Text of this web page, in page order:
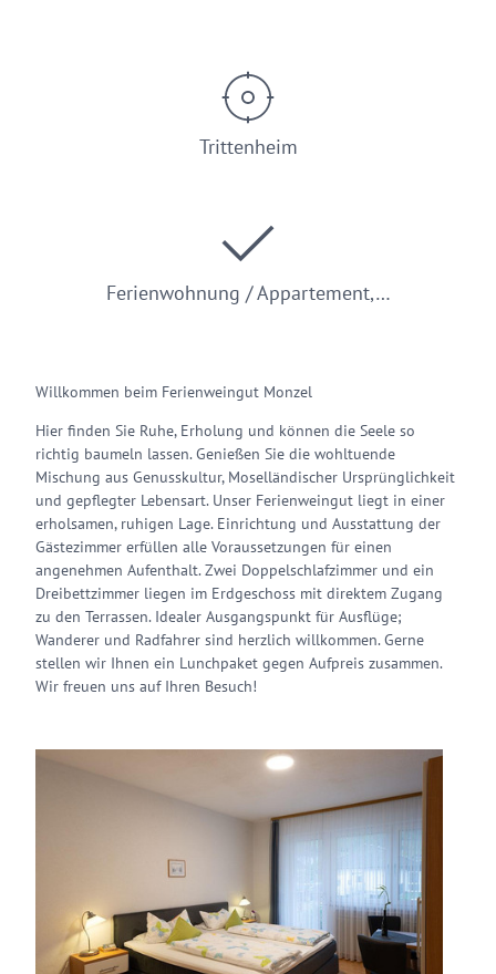
Trittenheim
Ferienwohnung / Appartement,…
Willkommen beim Ferienweingut Monzel
Hier finden Sie Ruhe, Erholung und können die Seele so
richtig baumeln lassen. Genießen Sie die wohltuende
Mischung aus Genusskultur, Moselländischer Ursprünglichkeit
und gepflegter Lebensart. Unser Ferienweingut liegt in einer
erholsamen, ruhigen Lage. Einrichtung und Ausstattung der
Gästezimmer erfüllen alle Voraussetzungen für einen
angenehmen Aufenthalt. Zwei Doppelschlafzimmer und ein
Dreibettzimmer liegen im Erdgeschoss mit direktem Zugang
zu den Terrassen. Idealer Ausgangspunkt für Ausflüge;
Wanderer und Radfahrer sind herzlich willkommen. Gerne
stellen wir Ihnen ein Lunchpaket gegen Aufpreis zusammen.
Wir freuen uns auf Ihren Besuch!